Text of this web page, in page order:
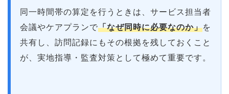
同一時間帯の算定を行うときは、サービス担当者
会議やケアプランで「なぜ同時に必要なのか」を
共有し、訪問記録にもその根拠を残しておくこと
が、実地指導・監査対策として極めて重要です。